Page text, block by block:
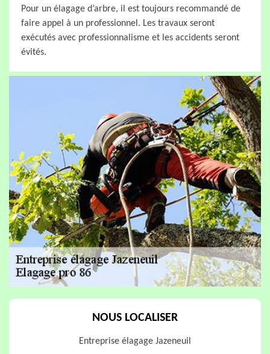
Pour un élagage d’arbre, il est toujours recommandé de
faire appel à un professionnel. Les travaux seront
exécutés avec professionnalisme et les accidents seront
évités.
NOUS LOCALISER
Entreprise élagage Jazeneuil